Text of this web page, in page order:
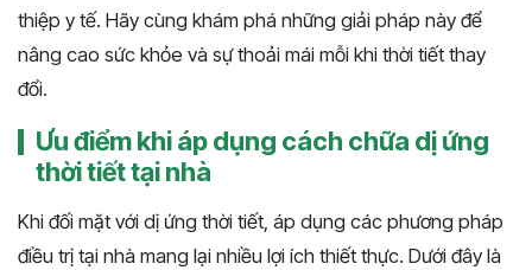
thiệp y tế. Hãy cùng khám phá những giải pháp này để
nâng cao sức khỏe và sự thoải mái mỗi khi thời tiết thay
đổi.
Ưu điểm khi áp dụng cách chữa dị ứng
thời tiết tại nhà
Khi đối mặt với dị ứng thời tiết, áp dụng các phương pháp
điều trị tại nhà mang lại nhiều lợi ích thiết thực. Dưới đây là